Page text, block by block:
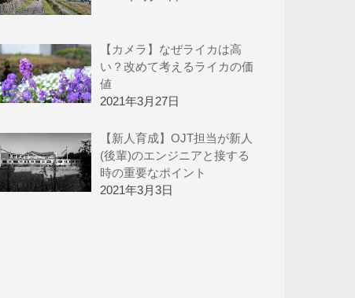
【カメラ】なぜライカは高
い？改めて考えるライカの価
値
2021年3月27日
【新人育成】OJT担当が新人
(後輩)のエンジニアと接する
時の重要なポイント
2021年3月3日